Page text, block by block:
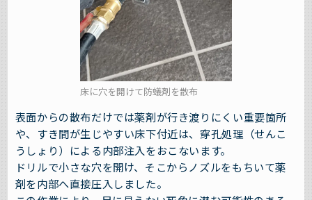
床に穴を開けて防蟻剤を散布
表面からの散布だけでは薬剤が行き渡りにくい重要箇所
や、すき間が生じやすい床下付近は、穿孔処理（せんこ
うしょり）による内部注入をおこないます。
ドリルで小さな穴を開け、そこからノズルをもちいて薬
剤を内部へ直接圧入しました。